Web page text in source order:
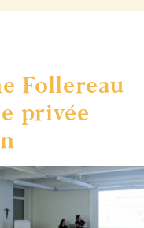
Follereau
privée